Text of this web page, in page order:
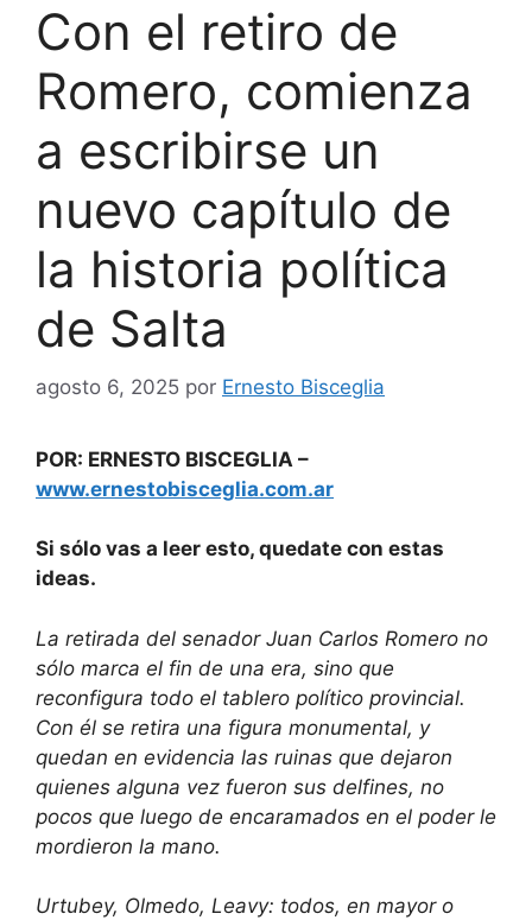
Con el retiro de
Romero, comienza
a escribirse un
nuevo capítulo de
la historia política
de Salta
agosto 6, 2025 por Ernesto Bisceglia
POR: ERNESTO BISCEGLIA –
www.ernestobisceglia.com.ar
Si sólo vas a leer esto, quedate con estas
ideas.
La retirada del senador Juan Carlos Romero no
sólo marca el fin de una era, sino que
reconfigura todo el tablero político provincial.
Con él se retira una figura monumental, y
quedan en evidencia las ruinas que dejaron
quienes alguna vez fueron sus delfines, no
pocos que luego de encaramados en el poder le
mordieron la mano.
Urtubey, Olmedo, Leavy: todos, en mayor o